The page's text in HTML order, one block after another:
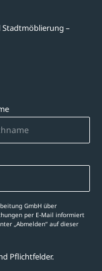
–
GmbH über
per E-Mail informiert
„Abmelden‘‘ auf dieser
Pflichtfelder.